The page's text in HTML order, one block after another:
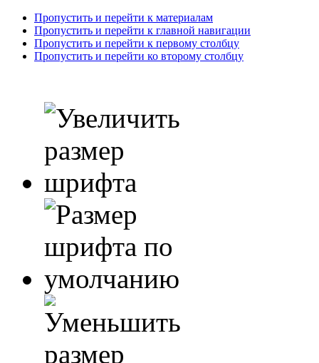
Пропустить и перейти к материалам
Пропустить и перейти к главной навигации
Пропустить и перейти к первому столбцу
Пропустить и перейти ко второму столбцу